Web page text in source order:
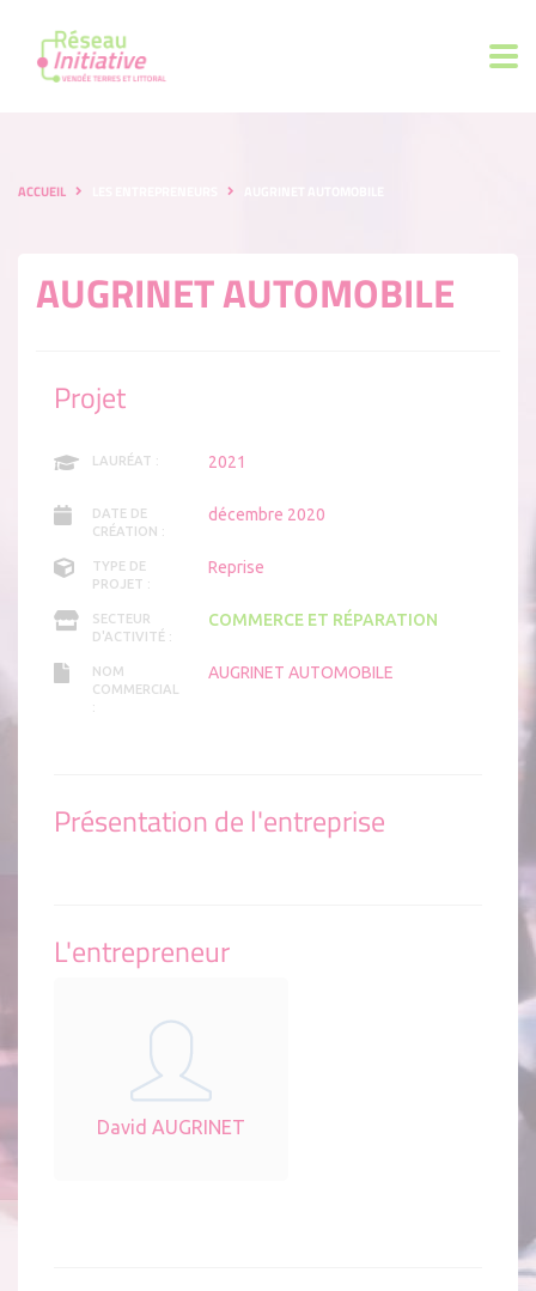
ACCUEIL
AUGRINET AUTOMOBILE
Projet
LAURÉAT : 2021
DATE DE
CRÉATION :
décembre 2020
TYPE DE
PROJET :
Reprise
SECTEUR
D'ACTIVITÉ :
COMMERCE ET RÉPARATION
NOM
COMMERCIAL
:
AUGRINET AUTOMOBILE
Présentation de l'entreprise
L'entrepreneur
David AUGRINET